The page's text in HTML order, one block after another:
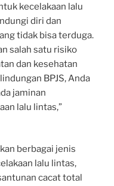
kecelakaan lalu
diri dan
tidak bisa terduga.
salah satu risiko
dan kesehatan
BPJS, Anda
jaminan
lalu lintas,”
berbagai jenis
lalu lintas,
cacat total